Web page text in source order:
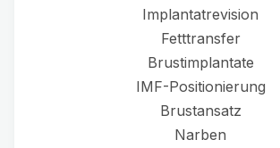
Implantatrevision
Fetttransfer
Brustimplantate
IMF-Positionierung
Brustansatz
Narben